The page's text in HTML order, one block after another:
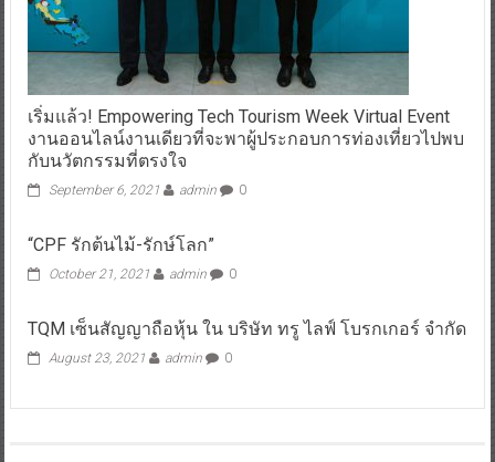
เริ่มแล้ว! Empowering Tech Tourism Week Virtual Event
งานออนไลน์งานเดียวที่จะพาผู้ประกอบการท่องเที่ยวไปพบ
กับนวัตกรรมที่ตรงใจ
September 6, 2021 admin 0
“CPF รักต้นไม้-รักษ์โลก”
October 21, 2021 admin 0
TQM เซ็นสัญญาถือหุ้น ใน บริษัท ทรู ไลฟ์ โบรกเกอร์ จำกัด
August 23, 2021 admin 0